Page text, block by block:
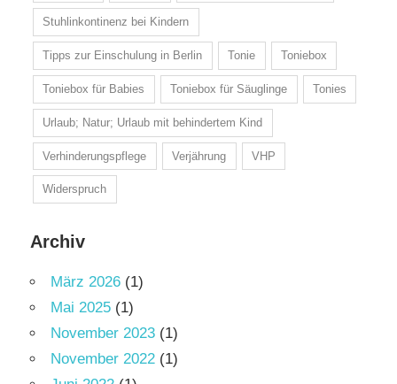
Stuhlinkontinenz bei Kindern
Tipps zur Einschulung in Berlin Tonie Toniebox
Toniebox für Babies Toniebox für Säuglinge Tonies
Urlaub; Natur; Urlaub mit behindertem Kind
Verhinderungspflege Verjährung VHP
Widerspruch
Archiv
März 2026 (1)
Mai 2025 (1)
November 2023 (1)
November 2022 (1)